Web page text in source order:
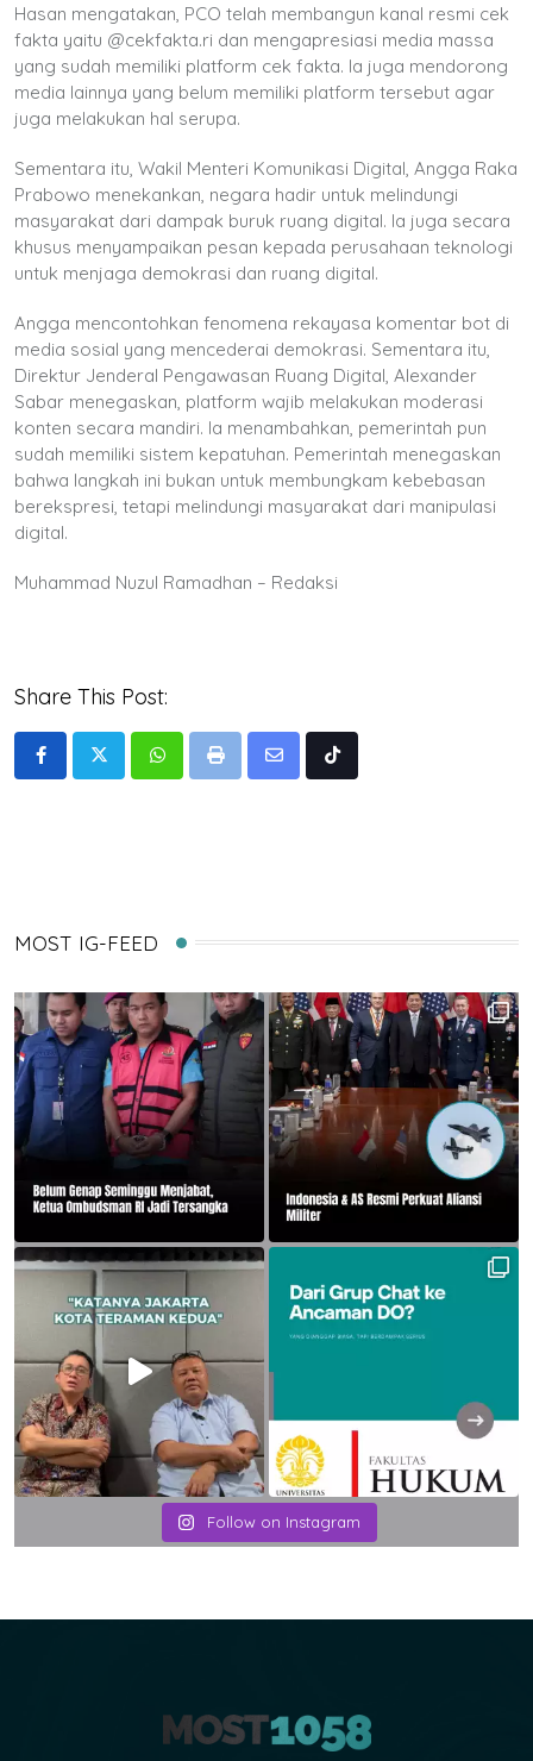
Hasan mengatakan, PCO telah membangun kanal resmi cek
fakta yaitu @cekfakta.ri dan mengapresiasi media massa
yang sudah memiliki platform cek fakta. Ia juga mendorong
media lainnya yang belum memiliki platform tersebut agar
juga melakukan hal serupa.
Sementara itu, Wakil Menteri Komunikasi Digital, Angga Raka
Prabowo menekankan, negara hadir untuk melindungi
masyarakat dari dampak buruk ruang digital. Ia juga secara
khusus menyampaikan pesan kepada perusahaan teknologi
untuk menjaga demokrasi dan ruang digital.
Angga mencontohkan fenomena rekayasa komentar bot di
media sosial yang mencederai demokrasi. Sementara itu,
Direktur Jenderal Pengawasan Ruang Digital, Alexander
Sabar menegaskan, platform wajib melakukan moderasi
konten secara mandiri. Ia menambahkan, pemerintah pun
sudah memiliki sistem kepatuhan. Pemerintah menegaskan
bahwa langkah ini bukan untuk membungkam kebebasan
berekspresi, tetapi melindungi masyarakat dari manipulasi
digital.
Muhammad Nuzul Ramadhan – Redaksi
Share This Post:
WhatsappPrint
Share
Tiktok
MOST IG-FEED
Follow on Instagram